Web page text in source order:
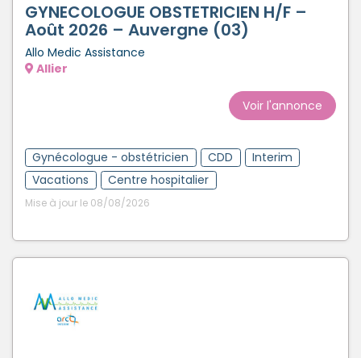
GYNECOLOGUE OBSTETRICIEN H/F –
Août 2026 – Auvergne (03)
Allo Medic Assistance
Allier
Voir l'annonce
Gynécologue - obstétricien CDD
Interim
Vacations
Centre hospitalier
Mise à jour le 08/08/2026